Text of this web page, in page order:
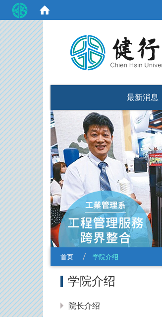
最新消息
首页 学院介绍
学院介绍
院长介绍